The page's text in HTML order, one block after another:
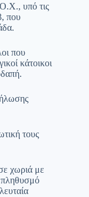
υπό τις
που
που
κάτοικοι
τους
χωριά με
πληθυσμό